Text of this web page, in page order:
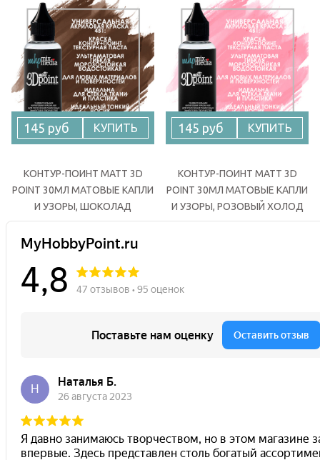
145 руб КУПИТЬ
КОНТУР-ПОИНТ MATT 3D
POINT 30МЛ МАТОВЫЕ КАПЛИ
И УЗОРЫ, ШОКОЛАД
145 руб КУПИТЬ
КОНТУР-ПОИНТ MATT 3D
POINT 30МЛ МАТОВЫЕ КАПЛИ
И УЗОРЫ, РОЗОВЫЙ ХОЛОД